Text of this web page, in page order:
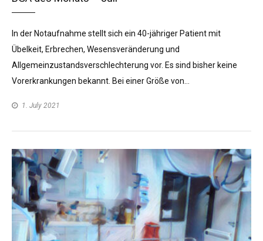
In der Notaufnahme stellt sich ein 40-jähriger Patient mit
Übelkeit, Erbrechen, Wesensveränderung und
Allgemeinzustandsverschlechterung vor. Es sind bisher keine
Vorerkrankungen bekannt. Bei einer Größe von…
1. July 2021